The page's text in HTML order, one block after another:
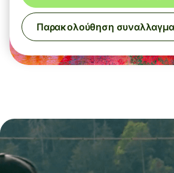
Παρακολούθηση